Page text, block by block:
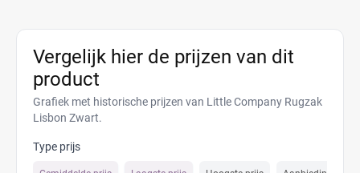
Vergelijk hier de prijzen van dit
product
Grafiek met historische prijzen van Little Company Rugzak
Lisbon Zwart.
Type prijs